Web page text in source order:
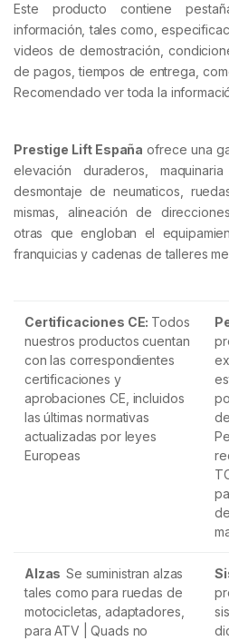
Este producto contiene
información, tales como,
videos de demostración,
de pagos, tiempos de entrega,
Recomendado ver toda la
Prestige Lift España ofrece una
elevación duraderos,
desmontaje de neumaticos,
mismas, alineación de
otras que engloban el
franquicias y cadenas de talleres
Certificaciones CE: Todos
nuestros productos cuentan
con las correspondientes
certificaciones y
aprobaciones CE, incluidos
las últimas normativas
actualizadas por leyes
Europeas
Alzas Se suministran alzas
tales como para ruedas de
motocicletas, adaptadores,
para ATV | Quads no